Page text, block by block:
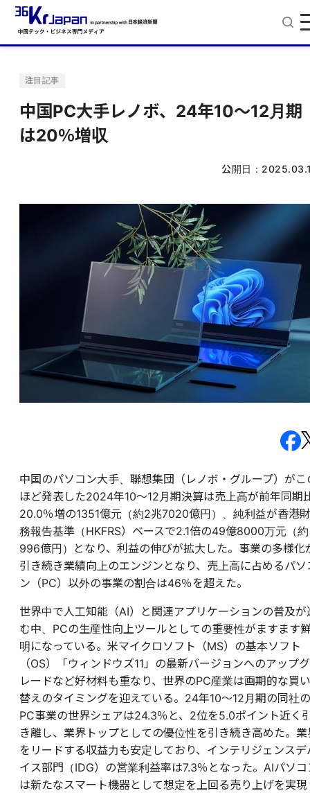
注目記事
中国PC大手レノボ、24年10～12月期
は20％増収
公開日：
中国のパソコン大手、聯想集団（レノボ・グループ）がこ
ほど発表した2024年10～12月期決算は売上高が前年同期
20.0％増の1351億元（約2兆7020億円）、純利益が香港財
務報告基準（HKFRS）ベースで2.1倍の49億8000万元（約
996億円）となり、利益の伸びが拡大した。事業の多様化
引き続き業績向上のエンジンとなり、売上高に占めるパソ
ン（PC）以外の事業の割合は46％を超えた。
世界中で人工知能（AI）と関連アプリケーションの普及が
む中、PCの生産性向上ツールとしての重要性がますます
明になっている。米マイクロソフト（MS）の基本ソフト
（OS）「ウィンドウズ11」の最新バージョンへのアップグ
レードなど好材料も重なり、世界のPC産業は画期的な買い
替えのタイミングを迎えている。24年10～12月期の同社の
PC事業の世界シェアは24.3％と、2位を5.0ポイント近く
き離し、業界トップとしての優位性を引き続き高めた。業
をリードする収益力も安定しており、インテリジェンスデ
イス部門（IDG）の営業利益率は7.3％となった。AIパソコ
は新たなスマート機器として想定を上回る売り上げを実現